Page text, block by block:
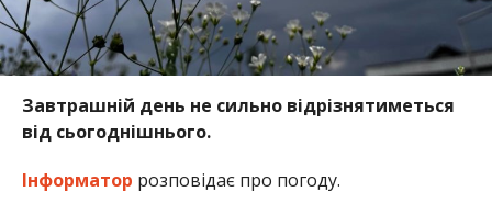
Завтрашній день не сильно відрізнятиметься
від сьогоднішнього.
Інформатор розповідає про погоду.